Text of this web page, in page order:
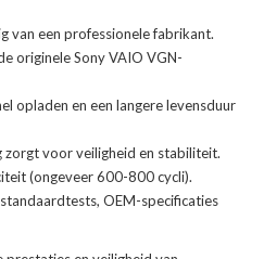
van een professionele fabrikant.
originele Sony VAIO VGN-
opladen en een langere levensduur
zorgt voor veiligheid en stabiliteit.
(ongeveer 600-800 cycli).
OEM-specificaties